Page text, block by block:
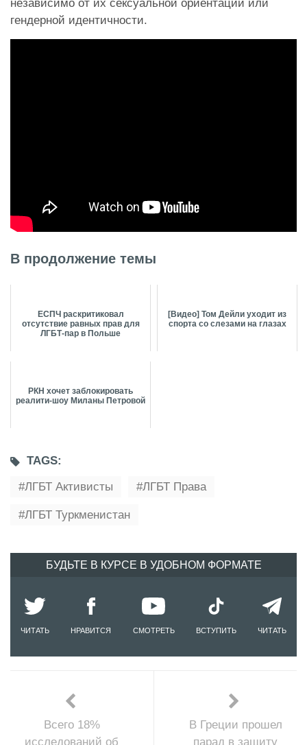
независимо от их сексуальной ориентации или
гендерной идентичности.
В продолжение темы
ЕСПЧ раскритиковал
отсутствие равных прав для
ЛГБТ-пар в Польше
[Видео] Том Дейли уходит из
спорта со слезами на глазах
РКН хочет заблокировать
реалити-шоу Миланы Петровой
TAGS:
ЛГБТ Активисты
ЛГБТ Права
ЛГБТ Туркменистан
БУДЬТЕ В КУРСЕ В УДОБНОМ ФОРМАТЕ
ЧИТАТЬ НРАВИТСЯ СМОТРЕТЬ ВСТУПИТЬ ЧИТАТЬ
Всего 18%
исследований об
В Греции прошел
парад в защиту